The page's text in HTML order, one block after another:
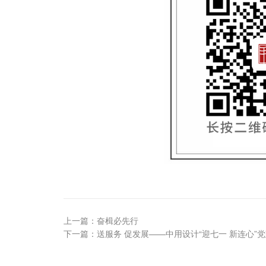
上一篇：奋楫必先行
下一篇：送服务 促发展——中用设计“迎七一 新连心”